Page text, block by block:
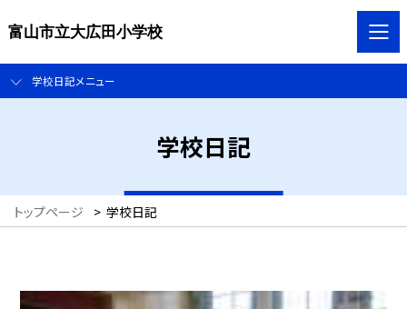
富山市立大広田小学校
学校日記メニュー
学校日記
トップページ > 学校日記